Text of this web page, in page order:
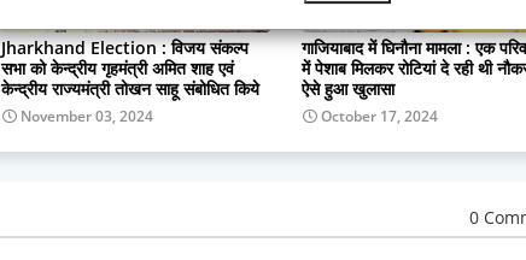
Jharkhand Election : विजय संकल्प
सभा को केन्द्रीय गृहमंत्री अमित शाह एवं
केन्द्रीय राज्यमंत्री तोखन साहू संबोधित किये
November 03, 2024
गाजियाबाद में घिनौना मामला : एक
में पेशाब मिलकर रोटियां दे रही थी
ऐसे हुआ खुलासा
October 17, 2024
0